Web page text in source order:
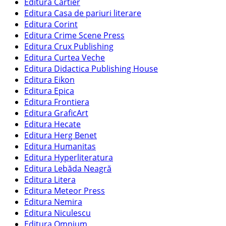
Editura Casa de pariuri literare
Editura Corint
Editura Crime Scene Press
Editura Crux Publishing
Editura Curtea Veche
Editura Didactica Publishing House
Editura Eikon
Editura Epica
Editura Frontiera
Editura GraficArt
Editura Hecate
Editura Herg Benet
Editura Humanitas
Editura Hyperliteratura
Editura Lebăda Neagră
Editura Litera
Editura Meteor Press
Editura Nemira
Editura Niculescu